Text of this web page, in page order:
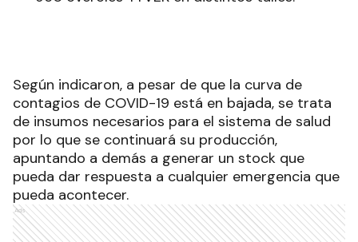
Según indicaron, a pesar de que la curva de
contagios de COVID-19 está en bajada, se trata
de insumos necesarios para el sistema de salud
por lo que se continuará su producción,
apuntando a demás a generar un stock que
pueda dar respuesta a cualquier emergencia que
pueda acontecer.
Ads